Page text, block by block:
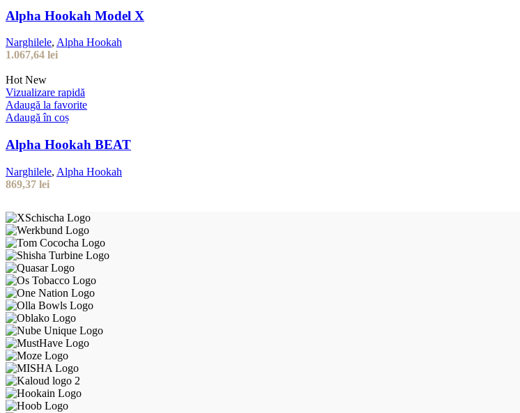
Alpha Hookah Model X
Narghilele, Alpha Hookah
1.067,64 lei
Hot New
Vizualizare rapidă
Adaugă la favorite
Adaugă în coș
Alpha Hookah BEAT
Narghilele, Alpha Hookah
869,37 lei